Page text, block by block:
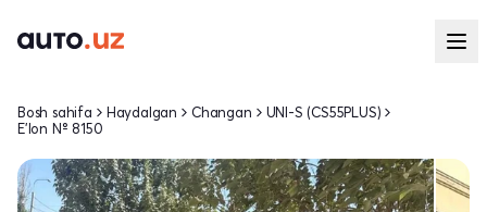
Bosh sahifa Haydalgan Changan
UNI-S (CS55PLUS)
E'lon № 8150